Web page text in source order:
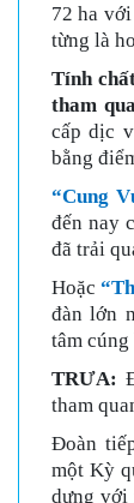
72 ha
từng là
Tính
tham
cấp dịc
bằng
“Cung
đến nay
đã trải
Hoặc
đàn lớn
tâm cúng
TRƯA:
tham
Đoàn
một Kỳ
dựng với